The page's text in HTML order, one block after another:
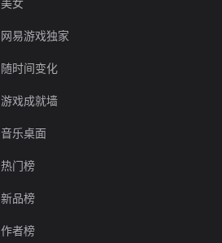
网易游戏独家
随时间变化
游戏成就墙
音乐桌面
热门榜
新品榜
作者榜